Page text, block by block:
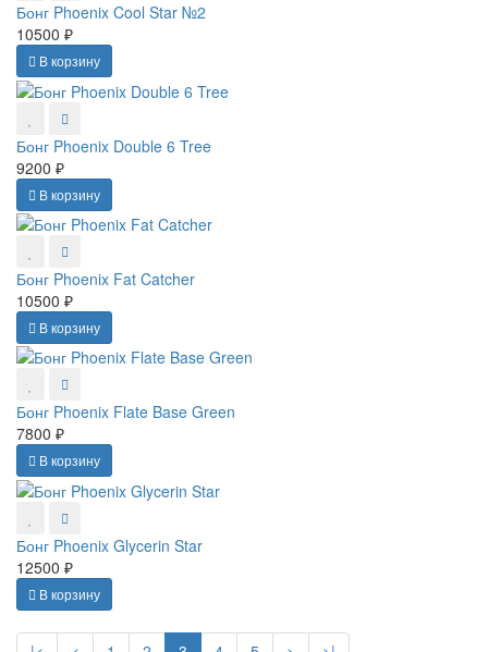
Бонг Phoenix Cool Star №2
10500 ₽
В корзину
Бонг Phoenix Double 6 Tree
9200 ₽
В корзину
Бонг Phoenix Fat Catcher
10500 ₽
В корзину
Бонг Phoenix Flate Base Green
7800 ₽
В корзину
Бонг Phoenix Glycerin Star
12500 ₽
В корзину